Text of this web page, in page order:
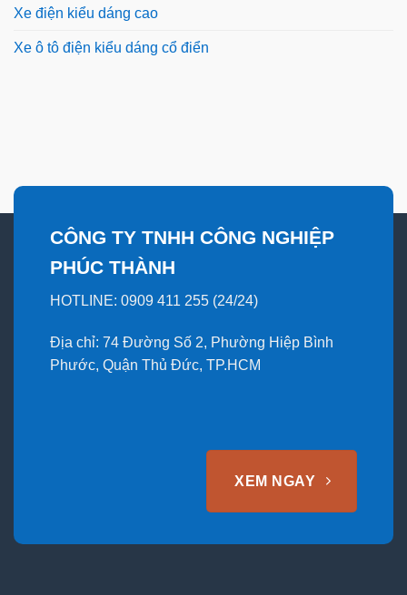
Xe điện kiểu dáng cao
Xe ô tô điện kiểu dáng cổ điển
CÔNG TY TNHH CÔNG NGHIỆP
PHÚC THÀNH
HOTLINE: 0909 411 255 (24/24)
Địa chỉ: 74 Đường Số 2, Phường Hiệp Bình
Phước, Quận Thủ Đức, TP.HCM
XEM NGAY